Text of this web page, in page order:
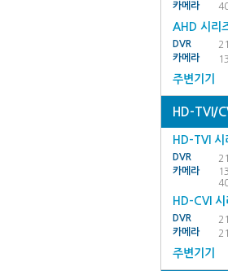
카메라
AHD 시리
DVR
카메라
주변기기
HD-TVI/
HD-TVI 시
DVR
카메라
HD-CVI 시
DVR
카메라
주변기기